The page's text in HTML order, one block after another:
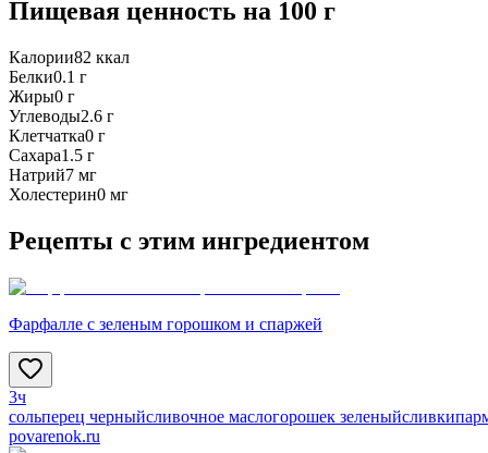
Пищевая ценность на 100 г
Калории82 ккал
Белки0.1 г
Жиры0 г
Углеводы2.6 г
Клетчатка0 г
Сахара1.5 г
Натрий7 мг
Холестерин0 мг
Рецепты с этим ингредиентом
Фарфалле с зеленым горошком и спаржей
3ч
сольперец черныйсливочное маслогорошек зеленыйсливки
povarenok.ru